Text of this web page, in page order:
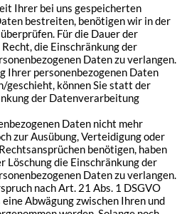
Ihrer bei uns gespeicherten
bestreiten, benötigen wir in der
Für die Dauer der
die Einschränkung der
Daten zu verlangen.
Ihrer personenbezogenen Daten
geschieht, können Sie statt der
der Datenverarbeitung
Daten nicht mehr
zur Ausübung, Verteidigung oder
benötigen, haben
Löschung die Einschränkung der
Daten zu verlangen.
nach Art. 21 Abs. 1 DSGVO
Abwägung zwischen Ihren und